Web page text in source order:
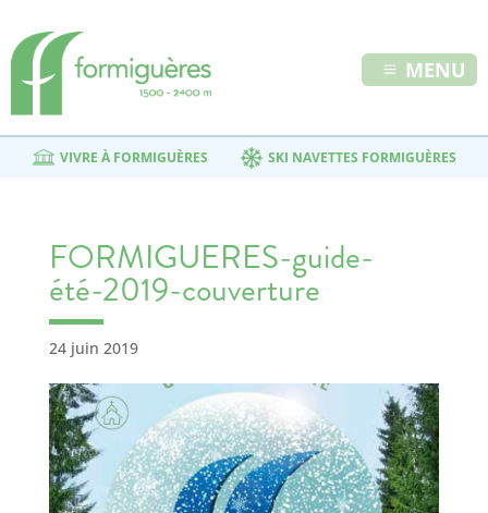
MENU
VIVRE À FORMIGUÈRES SKI NAVETTES FORMIGUÈRES
FORMIGUERES-guide-
été-2019-couverture
24 juin 2019